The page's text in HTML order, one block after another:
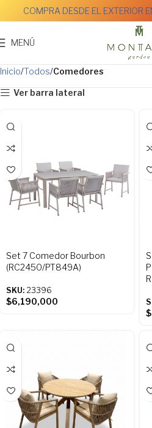
COMPRA DESDE EL EXTERIOR
MENÚ
Inicio Todos Comedores
Ver barra lateral
Set 7 Comedor Bourbon
(RC2450/PT849A)
SKU: 23396
$6,190,000
$